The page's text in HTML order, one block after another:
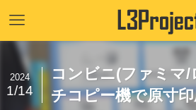
コンビニ(ファミマ
チコピー機で原寸印
2024
1/14